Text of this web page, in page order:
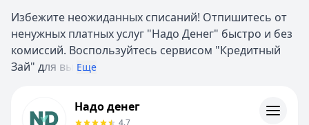
Избежите неожиданных списаний! Отпишитесь от
ненужных платных услуг "Надо Денег" быстро и без
комиссий. Воспользуйтесь сервисом "Кредитный
Зай" для вы Еще
ИнформацияНадо денег
4.7